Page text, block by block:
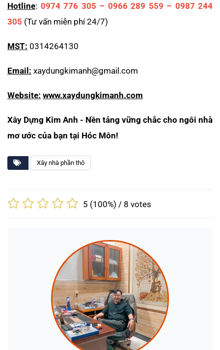
Hotline: 0974 776 305 – 0966 289 559 – 0987 244
305 (Tư vấn miễn phí 24/7)
MST: 0314264130
Email: xaydungkimanh@gmail.com
Website: www.xaydungkimanh.com
Xây Dựng Kim Anh - Nền tảng vững chắc cho ngôi nhà
mơ ước của bạn tại Hóc Môn!
Xây nhà phần thô
5 (100%) / 8 votes